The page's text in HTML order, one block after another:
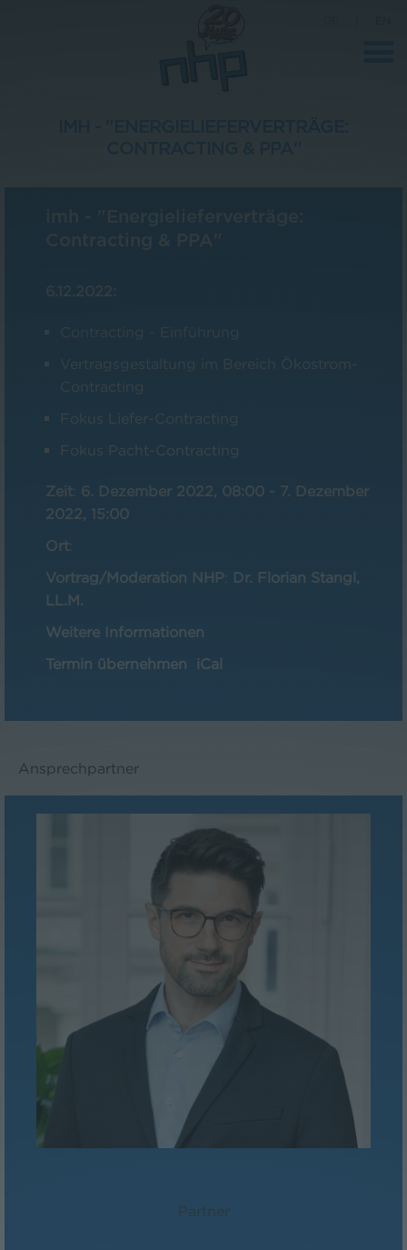
Pressebereich
Kontakt
6.12.2022:
Contracting - Einführung
Vertragsgestaltung im Bereich Ökostrom-
Contracting
Fokus Liefer-Contracting
Fokus Pacht-Contracting
Zeit 6. Dezember 2022, 08:00 - 7. Dezember
2022, 15:00
Ort:
Vortrag/Moderation NHP: Dr. Florian Stangl,
LL.M.
Weitere Informationen
Termin übernehmen
iCal
Ansprechpartner
Partner